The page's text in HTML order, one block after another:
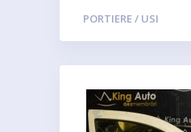
PORTIERE / USI